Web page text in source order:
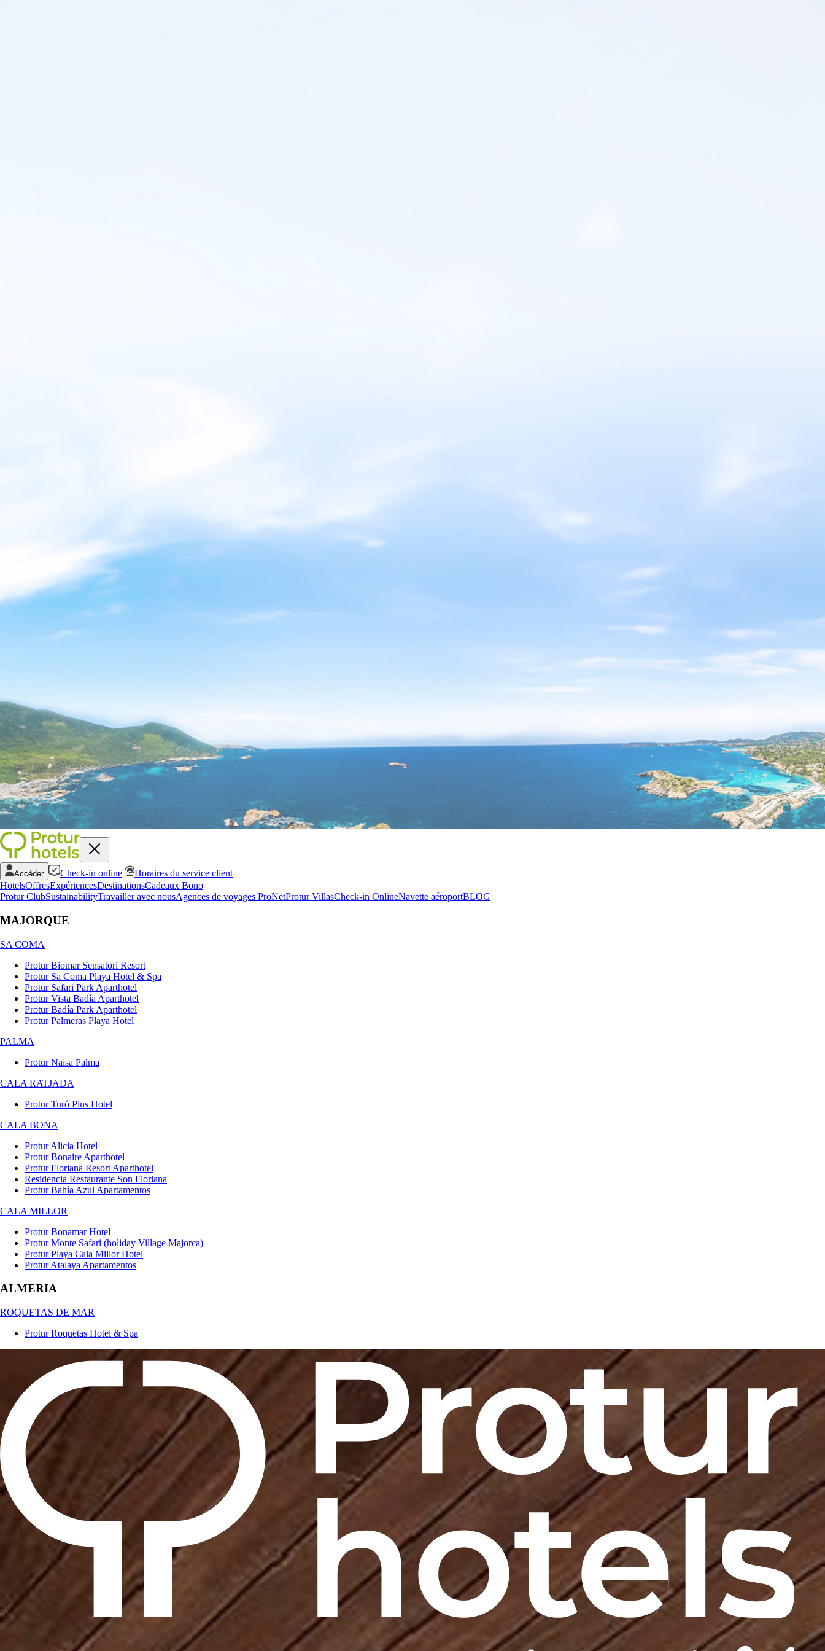
Accéder Check-in online
Horaires du service client
HotelsOffresExpériencesDestinationsCadeaux Bono
Protur ClubSustainabilityTravailler avec nousAgences de voyages ProNetProtur VillasCheck-in OnlineNavette aéroportBLOG
MAJORQUE
SA COMA
Protur Biomar Sensatori Resort
Protur Sa Coma Playa Hotel & Spa
Protur Safari Park Aparthotel
Protur Vista Badía Aparthotel
Protur Badía Park Aparthotel
Protur Palmeras Playa Hotel
PALMA
Protur Naisa Palma
CALA RATJADA
Protur Turó Pins Hotel
CALA BONA
Protur Alicia Hotel
Protur Bonaire Aparthotel
Protur Floriana Resort Aparthotel
Residencia Restaurante Son Floriana
Protur Bahía Azul Apartamentos
CALA MILLOR
Protur Bonamar Hotel
Protur Monte Safari (holiday Village Majorca)
Protur Playa Cala Millor Hotel
Protur Atalaya Apartamentos
ALMERIA
ROQUETAS DE MAR
Protur Roquetas Hotel & Spa